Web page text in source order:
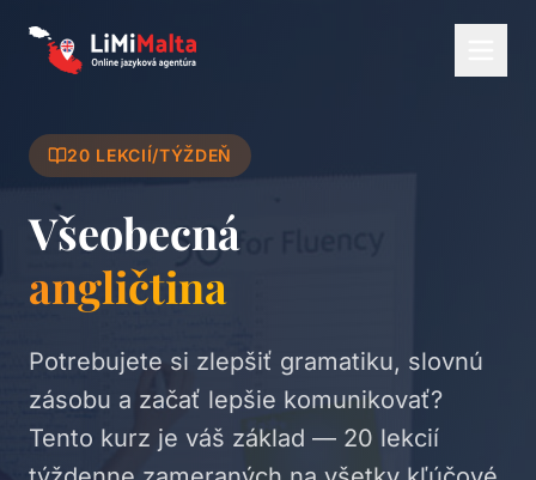
20 LEKCIÍ/TÝŽDEŇ
Všeobecná
angličtina
Potrebujete si zlepšiť gramatiku, slovnú
zásobu a začať lepšie komunikovať?
Tento kurz je váš základ — 20 lekcií